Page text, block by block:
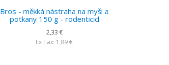
Bros - měkká nástraha na myši a
potkany 150 g - rodenticid
2,33 €
Ex Tax: 1,89 €